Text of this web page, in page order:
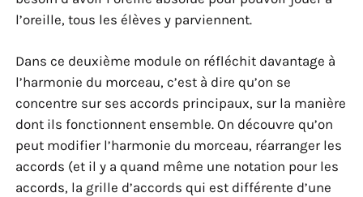
l’oreille, tous les élèves y parviennent.
Dans ce deuxième module on réfléchit davantage à
l’harmonie du morceau, c’est à dire qu’on se
concentre sur ses accords principaux, sur la manière
dont ils fonctionnent ensemble. On découvre qu’on
peut modifier l’harmonie du morceau, réarranger les
accords (et il y a quand même une notation pour les
accords, la grille d’accords qui est différente d’une